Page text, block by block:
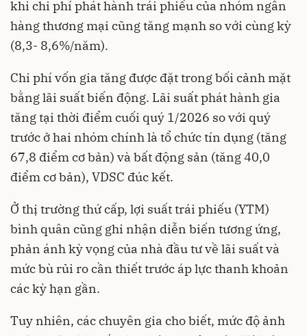
khi chi phí phát hành trái phiếu của nhóm ngân
hàng thương mại cũng tăng mạnh so với cùng kỳ
(8,3- 8,6%/năm).
Chi phí vốn gia tăng được đặt trong bối cảnh mặt
bằng lãi suất biến động. Lãi suất phát hành gia
tăng tại thời điểm cuối quý 1/2026 so với quý
trước ở hai nhóm chính là tổ chức tín dụng (tăng
67,8 điểm cơ bản) và bất động sản (tăng 40,0
điểm cơ bản), VDSC đúc kết.
Ở thị trường thứ cấp, lợi suất trái phiếu (YTM)
bình quân cũng ghi nhận diễn biến tương ứng,
phản ánh kỳ vọng của nhà đầu tư về lãi suất và
mức bù rủi ro cần thiết trước áp lực thanh khoản
các kỳ hạn gần.
Tuy nhiên, các chuyên gia cho biết, mức độ ảnh